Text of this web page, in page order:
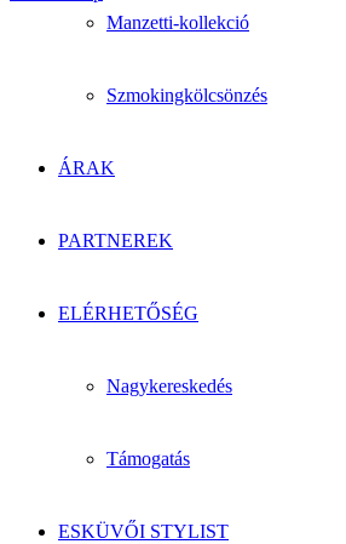
Manzetti-kollekció
Szmokingkölcsönzés
ÁRAK
PARTNEREK
ELÉRHETŐSÉG
Nagykereskedés
Támogatás
ESKÜVŐI STYLIST